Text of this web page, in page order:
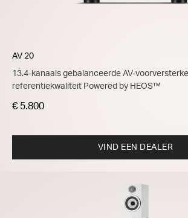
AV 20
13.4-kanaals gebalanceerde AV-
referentiekwaliteit Powered by HEOS™
€ 5.800
VIND EEN DEALER